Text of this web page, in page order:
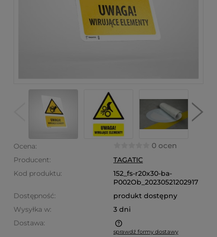
Ocena: 0 ocen
Producent:
TAGATIC
Kod produktu:
152_fs-r20x30-ba-
P002Ob_20230521202917
Dostępność:
produkt dostępny
Wysyłka w:
3 dni
Dostawa:
Cena nie zawiera ewentualnych kosztów płatności
sprawdź formy dostawy